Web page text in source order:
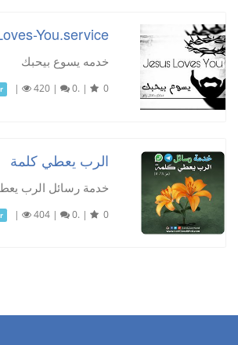
You.service
خدمه يسوع بيحبك
| 420 | 0. | 0
الرب يعطي كلمة
خدمة رسائل الرب
| 404 | 0. | 0